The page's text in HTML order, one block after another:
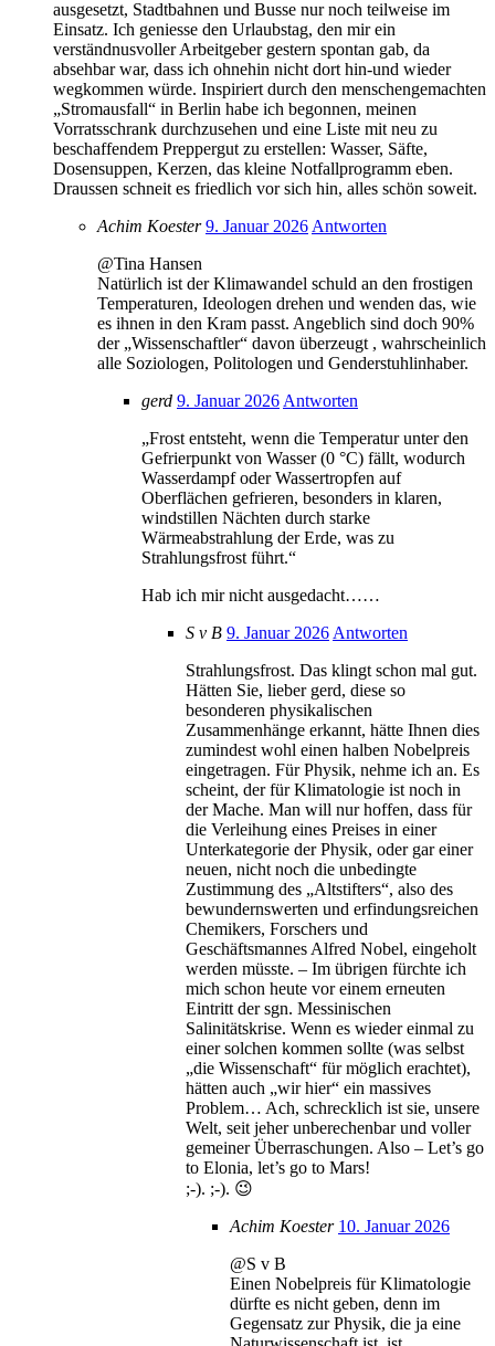
ausgesetzt, Stadtbahnen und Busse nur noch teilweise im
Einsatz. Ich geniesse den Urlaubstag, den mir ein
verständnusvoller Arbeitgeber gestern spontan gab, da
absehbar war, dass ich ohnehin nicht dort hin-und wieder
wegkommen würde. Inspiriert durch den menschengemachten
„Stromausfall“ in Berlin habe ich begonnen, meinen
Vorratsschrank durchzusehen und eine Liste mit neu zu
beschaffendem Preppergut zu erstellen: Wasser, Säfte,
Dosensuppen, Kerzen, das kleine Notfallprogramm eben.
Draussen schneit es friedlich vor sich hin, alles schön soweit.
Achim Koester 9. Januar 2026 Antworten
@Tina Hansen
Natürlich ist der Klimawandel schuld an den frostigen
Temperaturen, Ideologen drehen und wenden das, wie
es ihnen in den Kram passt. Angeblich sind doch 90%
der „Wissenschaftler“ davon überzeugt , wahrscheinlich
alle Soziologen, Politologen und Genderstuhlinhaber.
gerd 9. Januar 2026 Antworten
„Frost entsteht, wenn die Temperatur unter den
Gefrierpunkt von Wasser (0 °C) fällt, wodurch
Wasserdampf oder Wassertropfen auf
Oberflächen gefrieren, besonders in klaren,
windstillen Nächten durch starke
Wärmeabstrahlung der Erde, was zu
Strahlungsfrost führt.“
Hab ich mir nicht ausgedacht……
S v B 9. Januar 2026 Antworten
Strahlungsfrost. Das klingt schon mal gut.
Hätten Sie, lieber gerd, diese so
besonderen physikalischen
Zusammenhänge erkannt, hätte Ihnen dies
zumindest wohl einen halben Nobelpreis
eingetragen. Für Physik, nehme ich an. Es
scheint, der für Klimatologie ist noch in
der Mache. Man will nur hoffen, dass für
die Verleihung eines Preises in einer
Unterkategorie der Physik, oder gar einer
neuen, nicht noch die unbedingte
Zustimmung des „Altstifters“, also des
bewundernswerten und erfindungsreichen
Chemikers, Forschers und
Geschäftsmannes Alfred Nobel, eingeholt
werden müsste. – Im übrigen fürchte ich
mich schon heute vor einem erneuten
Eintritt der sgn. Messinischen
Salinitätskrise. Wenn es wieder einmal zu
einer solchen kommen sollte (was selbst
„die Wissenschaft“ für möglich erachtet),
hätten auch „wir hier“ ein massives
Problem… Ach, schrecklich ist sie, unsere
Welt, seit jeher unberechenbar und voller
gemeiner Überraschungen. Also – Let’s go
to Elonia, let’s go to Mars!
;-). ;-). 😉
Achim Koester 10. Januar 2026
@S v B
Einen Nobelpreis für Klimatologie
dürfte es nicht geben, denn im
Gegensatz zur Physik, die ja eine